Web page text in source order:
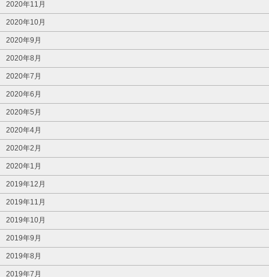
2020年11月
2020年10月
2020年9月
2020年8月
2020年7月
2020年6月
2020年5月
2020年4月
2020年2月
2020年1月
2019年12月
2019年11月
2019年10月
2019年9月
2019年8月
2019年7月